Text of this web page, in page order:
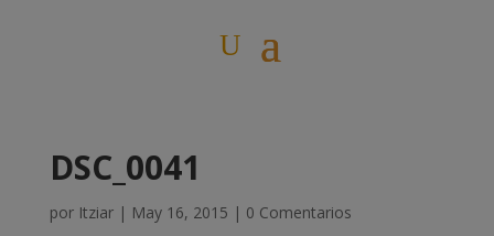
DSC_0041
por Itziar| May 16, 2015 | 0 Comentarios